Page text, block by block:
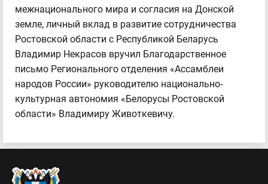
межнационального мира и согласия на Донской
земле, личный вклад в развитие сотрудничества
Ростовской области с Республикой Беларусь
Владимир Некрасов вручил Благодарственное
письмо Регионального отделения «Ассамблеи
народов России» руководителю национально-
культурная автономия «Белорусы Ростовской
области» Владимиру Животкевичу.